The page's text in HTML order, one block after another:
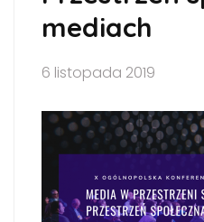
mediach
6 listopada 2019